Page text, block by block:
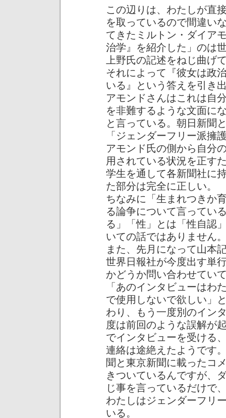
この辺りは、わたしが直
を取っているので間違い
てきたミルトン・ダイア
治学』を紹介した」のは
上野氏の記述をねじ曲げ
それによって『彼女は政
いる』という答えを引き
アモンドさんはこれは自
を非難するような文面に
と言っている。朝日新聞
「ジェンダーフリー派擁
アモンド氏の側から自分
用されている状況を正す
学生を通して各新聞社に
た部分は完全に正しい。
ちなみに「生まれつきか
る論争について言ってい
る」「性」とは「性自認
いての話ではありません
また、先月になって山本
世界日報社が今度出す単
かどうか問い合わせてい
「あのインタビューはわ
で使用しないで欲しい」
わり、もう一度別のイン
度は前回のような誤解が
でインタビューを受ける
連絡は途絶えたようです
聞と東京新聞に載ったコ
きついているんですが、
じ事を言っているだけで
わたしはジェンダーフリ
いる。